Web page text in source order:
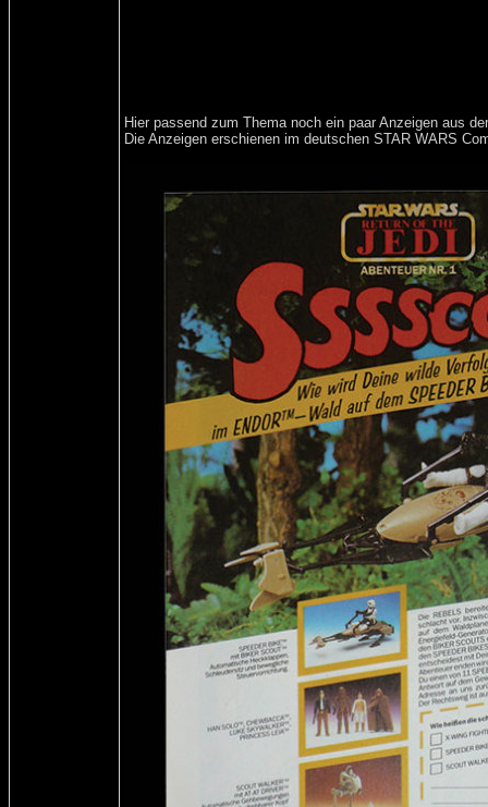
Hier passend zum Thema noch ein paar Anzeigen aus
Die Anzeigen erschienen im deutschen STAR WARS